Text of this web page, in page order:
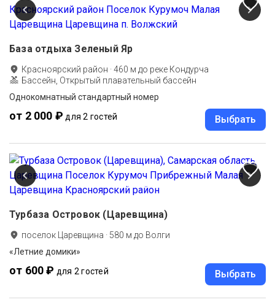
База отдыха Зеленый Яр
Красноярский район ·460 м до реке Кондурча
Бассейн, Открытый плавательный бассейн
Однокомнатный стандартный номер
от 2 000 ₽ для 2 гостей Выбрать
Турбаза Островок (Царевщина)
поселок Царевщина · 580 м до Волги
«Летние домики»
от 600 ₽ для 2 гостей Выбрать